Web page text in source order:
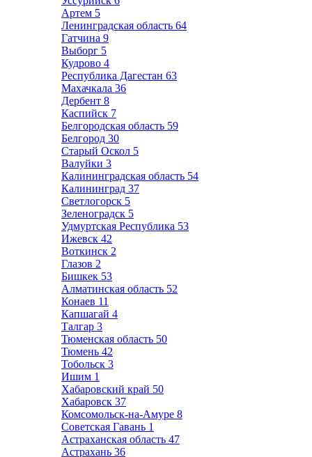
Артем 5
Ленинградская область 64
Гатчина 9
Выборг 5
Кудрово 4
Республика Дагестан 63
Махачкала 36
Дербент 8
Каспийск 7
Белгородская область 59
Белгород 30
Старый Оскол 5
Валуйки 3
Калининградская область 54
Калининград 37
Светлогорск 5
Зеленоградск 5
Удмуртская Республика 53
Ижевск 42
Воткинск 2
Глазов 2
Бишкек 53
Алматинская область 52
Конаев 11
Капшагай 4
Талгар 3
Тюменская область 50
Тюмень 42
Тобольск 3
Ишим 1
Хабаровский край 50
Хабаровск 37
Комсомольск-на-Амуре 8
Советская Гавань 1
Астраханская область 47
Астрахань 36